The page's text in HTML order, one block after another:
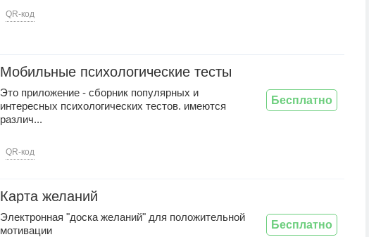
QR-код
Мобильные психологические тесты
Это приложение - сборник популярных и
интересных психологических тестов. имеются
различ...
QR-код
Бесплатно
Карта желаний
Электронная "доска желаний" для положительной
мотивации
Бесплатно